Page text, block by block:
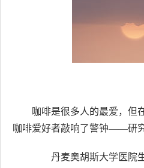
咖啡是很多人的最爱，但
咖啡爱好者敲响了警钟——研
丹麦奥胡斯大学医院生